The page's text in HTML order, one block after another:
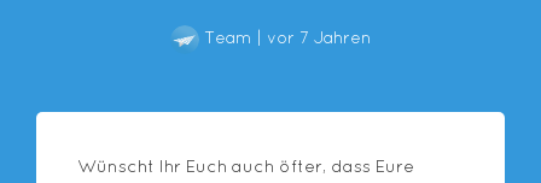
Team vor 7 Jahren
Wünscht Ihr Euch auch öfter, dass Eure